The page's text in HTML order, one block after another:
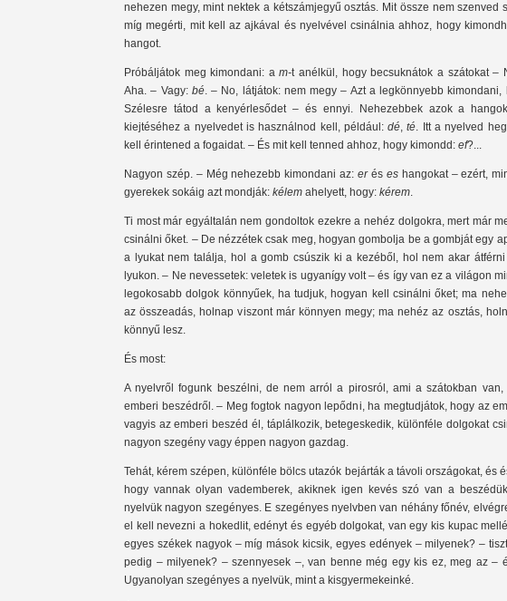
nehezen megy, mint nektek a kétszámjegyű osztás. Mit össze nem szenved
míg megérti, mit kell az ajkával és nyelvével csinálnia ahhoz, hogy
hangot.
Próbáljátok meg kimondani: am-t anélkül, hogy becsuknátok a szátokat –
Aha. – Vagy: bé. – No, látjátok: nem megy – Azt a legkönnyebb
Szélesre tátod a kenyérlesődet – és ennyi. Nehezebbek azok a
kiejtéséhez a nyelvedet is használnod kell, például:dé,té. Itt a nyelved
kell érintened a fogaidat. – És mit kell tenned ahhoz, hogy kimondd: ef?...
Nagyon szép. – Még nehezebb kimondani az:erés eshangokat – ezért,
gyerekek sokáig azt mondják: kélem ahelyett, hogy: kérem.
Ti most már egyáltalán nem gondoltok ezekre a nehéz dolgokra, mert már
csinálni őket. – De nézzétek csak meg, hogyan gombolja be a gombját egy
a lyukat nem találja, hol a gomb csúszik ki a kezéből, hol nem akar
lyukon. – Ne nevessetek: veletek is ugyanígy volt – és így van ez a világon
legokosabb dolgok könnyűek, ha tudjuk, hogyan kell csinálni őket; ma
az összeadás, holnap viszont már könnyen megy; ma nehéz az osztás,
könnyű lesz.
És most:
A nyelvről fogunk beszélni, de nem arról a pirosról, ami a szátokban van,
emberi beszédről. – Meg fogtok nagyon lepődni, ha megtudjátok, hogy az
vagyis az emberi beszéd él, táplálkozik, betegeskedik, különféle dolgokat
nagyon szegény vagy éppen nagyon gazdag.
Tehát, kérem szépen, különféle bölcs utazók bejárták a távoli országokat, és
hogy vannak olyan vademberek, akiknek igen kevés szó van a
nyelvük nagyon szegényes. E szegényes nyelvben van néhány főnév,
el kell nevezni a hokedlit, edényt és egyéb dolgokat, van egy kis kupac
egyes székek nagyok – míg mások kicsik, egyes edények – milyenek? –
pedig – milyenek? – szennyesek –, van benne még egy kis ez, meg az –
Ugyanolyan szegényes a nyelvük, mint a kisgyermekeinké.